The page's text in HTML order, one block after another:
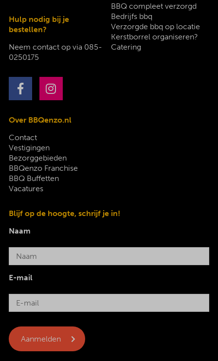
Hulp nodig bij je
bestellen?
Neem contact op via 085-
0250175
BBQ compleet verzorgd
Bedrijfs bbq
Verzorgde bbq op locatie
Kerstborrel organiseren?
Catering
Over BBQenzo.nl
Contact
Vestigingen
Bezorggebieden
BBQenzo Franchise
BBQ Buffetten
Vacatures
Blijf op de hoogte, schrijf je in!
Naam
E-mail